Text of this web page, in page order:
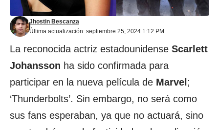
Última actualización: septiembre 25, 2024 1:12 PM
Jhostin Bescanza
La reconocida actriz estadounidense Scarlett
Johansson ha sido confirmada para
participar en la nueva película de Marvel ;
‘Thunderbolts’. Sin embargo, no será como
sus fans esperaban, ya que no actuará, sino